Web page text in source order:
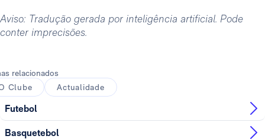
Aviso: Tradução gerada por inteligência artificial. Pode
conter imprecisões.
relacionados
Clube
Actualidade
Futebol
Basquetebol